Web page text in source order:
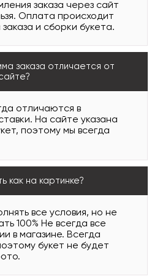
заказа через сайт
Оплата происходит
и сборки букета.
заказа отличается от
отличаются в
На сайте указана
поэтому мы всегда
как на картинке?
все условия, но не
100% Не всегда все
в магазине. Всегда
букет не будет